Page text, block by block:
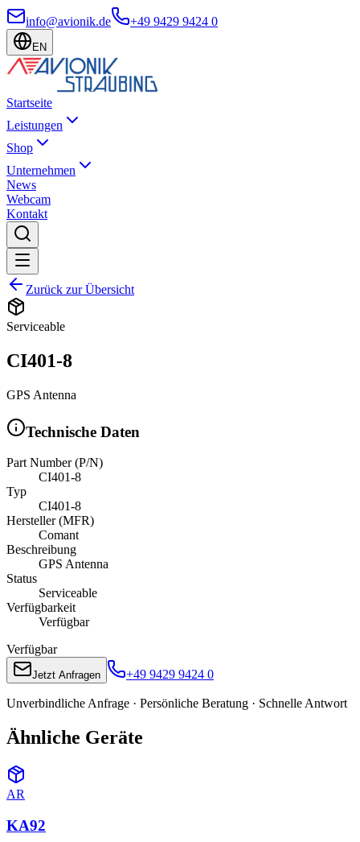
info@avionik.de +49 9429 9424 0
EN
Startseite
Leistungen
Shop
Unternehmen
News
Webcam
Kontakt
Zurück zur Übersicht
Serviceable
CI401-8
GPS Antenna
Technische Daten
Part Number (P/N)
CI401-8
Typ
CI401-8
Hersteller (MFR)
Comant
Beschreibung
GPS Antenna
Status
Serviceable
Verfügbarkeit
Verfügbar
Verfügbar
Jetzt Anfragen +49 9429 9424 0
Unverbindliche Anfrage · Persönliche Beratung · Schnelle Antwort
Ähnliche Geräte
AR
KA92